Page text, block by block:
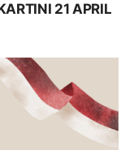
21 APRIL